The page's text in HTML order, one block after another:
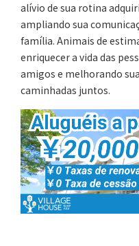
alívio de sua rotina
ampliando sua
família. Animais de
enriquecer a vida das
amigos e melhorando
caminhadas juntos.